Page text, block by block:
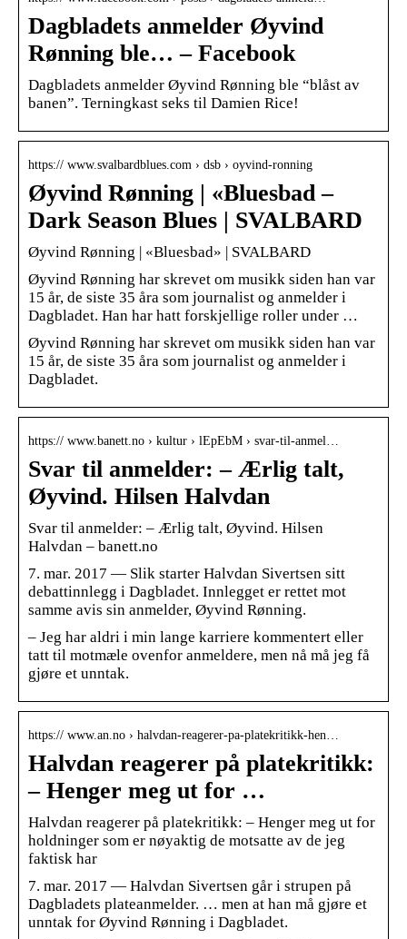
Dagbladets anmelder Øyvind
Rønning ble… – Facebook
Dagbladets anmelder Øyvind Rønning ble “blåst av
banen”. Terningkast seks til Damien Rice!
https:// www.svalbardblues.com › dsb › oyvind-ronning
Øyvind Rønning | «Bluesbad –
Dark Season Blues | SVALBARD
Øyvind Rønning | «Bluesbad» | SVALBARD
Øyvind Rønning har skrevet om musikk siden han var
15 år, de siste 35 åra som journalist og anmelder i
Dagbladet. Han har hatt forskjellige roller under …
Øyvind Rønning har skrevet om musikk siden han var
15 år, de siste 35 åra som journalist og anmelder i
Dagbladet.
https:// www.banett.no › kultur › lEpEbM › svar-til-anmel…
Svar til anmelder: – Ærlig talt,
Øyvind. Hilsen Halvdan
Svar til anmelder: – Ærlig talt, Øyvind. Hilsen
Halvdan – banett.no
7. mar. 2017 — Slik starter Halvdan Sivertsen sitt
debattinnlegg i Dagbladet. Innlegget er rettet mot
samme avis sin anmelder, Øyvind Rønning.
– Jeg har aldri i min lange karriere kommentert eller
tatt til motmæle ovenfor anmeldere, men nå må jeg få
gjøre et unntak.
https:// www.an.no › halvdan-reagerer-pa-platekritikk-hen…
Halvdan reagerer på platekritikk:
– Henger meg ut for …
Halvdan reagerer på platekritikk: – Henger meg ut for
holdninger som er nøyaktig de motsatte av de jeg
faktisk har
7. mar. 2017 — Halvdan Sivertsen går i strupen på
Dagbladets plateanmelder. … men at han må gjøre et
unntak for Øyvind Rønning i Dagbladet.